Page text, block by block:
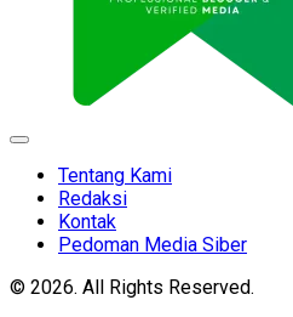
Expand
Tentang Kami
Redaksi
Kontak
Pedoman Media Siber
© 2026. All Rights Reserved.